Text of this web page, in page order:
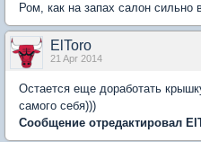
Ром, как на запах салон сильно
ElToro
21 Apr 2014
Остается еще доработать
самого себя)))
Сообщение отредактировал